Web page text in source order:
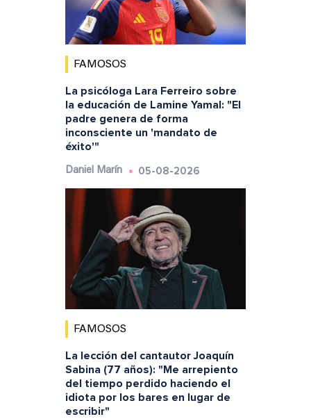
FAMOSOS
La psicóloga Lara Ferreiro sobre
la educación de Lamine Yamal: "El
padre genera de forma
inconsciente un 'mandato de
éxito'"
Daniel Marín 05-08-2026
FAMOSOS
La lección del cantautor Joaquín
Sabina (77 años): "Me arrepiento
del tiempo perdido haciendo el
idiota por los bares en lugar de
escribir"